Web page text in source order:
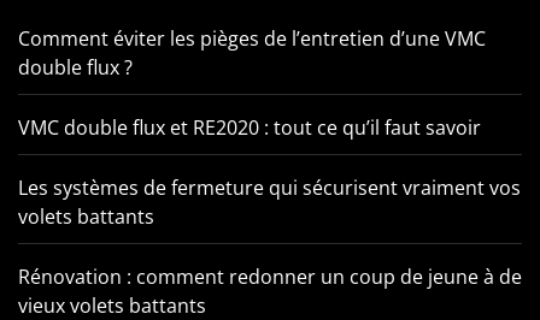
Comment éviter les pièges de l’entretien d’une VMC
double flux ?
VMC double flux et RE2020 : tout ce qu’il faut savoir
Les systèmes de fermeture qui sécurisent vraiment vos
volets battants
Rénovation : comment redonner un coup de jeune à de
vieux volets battants